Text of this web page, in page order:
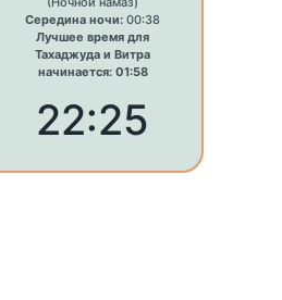
Середина ночи: 00:38
Лучшее время для
Тахаджуда и Витра
начинается: 01:58
22:25